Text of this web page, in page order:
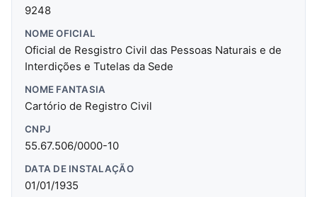
9248
NOME OFICIAL
Oficial de Resgistro Civil das Pessoas Naturais e de
Interdições e Tutelas da Sede
NOME FANTASIA
Cartório de Registro Civil
CNPJ
55.67.506/0000-10
DATA DE INSTALAÇÃO
01/01/1935